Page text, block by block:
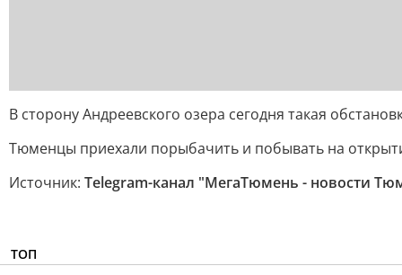
В сторону Андреевского озера сегодня такая
Тюменцы приехали порыбачить и побывать на
Источник: Telegram-канал "МегаТюмень - новости
ТОП